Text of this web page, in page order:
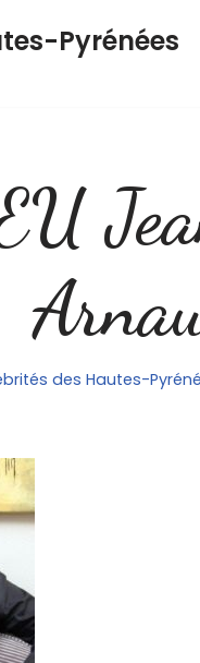
Pyrénées
des Hautes-